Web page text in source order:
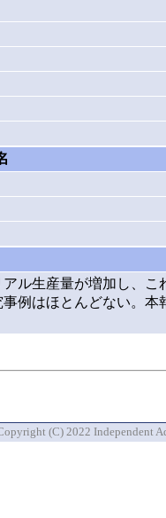
ル生産量が増加し、
例はほとんどない。
(C) 2022 Independent